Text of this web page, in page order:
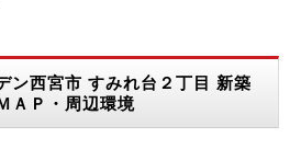
ン西宮市 すみれ台２丁目 新築
ＡＰ・周辺環境